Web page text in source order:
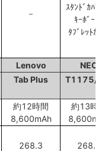
－
ｽﾀﾝﾄﾞｶﾊﾞ
ｷｰﾎﾞｰﾄﾞ
ﾀﾌﾞﾚｯﾄｶﾊ
Lenovo
NEC
Tab Plus T1175/
約12時間
8,600mAh
約13時
268.3
268.7